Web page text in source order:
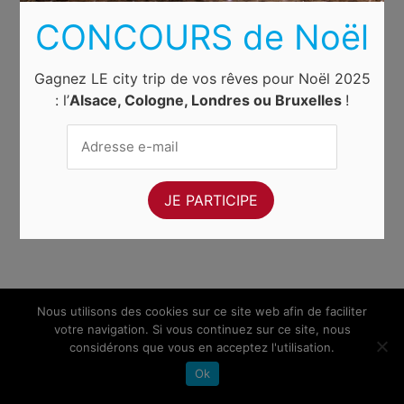
Nous utilisons des cookies sur ce site web afin de faciliter
votre navigation. Si vous continuez sur ce site, nous
considérons que vous en acceptez l'utilisation.
Ok
CONCOURS de Noël
Gagnez LE city trip de vos rêves pour Noël 2025
: l’Alsace, Cologne, Londres ou Bruxelles !